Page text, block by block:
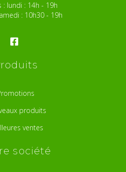
: lundi : 14h - 19h
: 10h30 - 19h
produits
ventes
société